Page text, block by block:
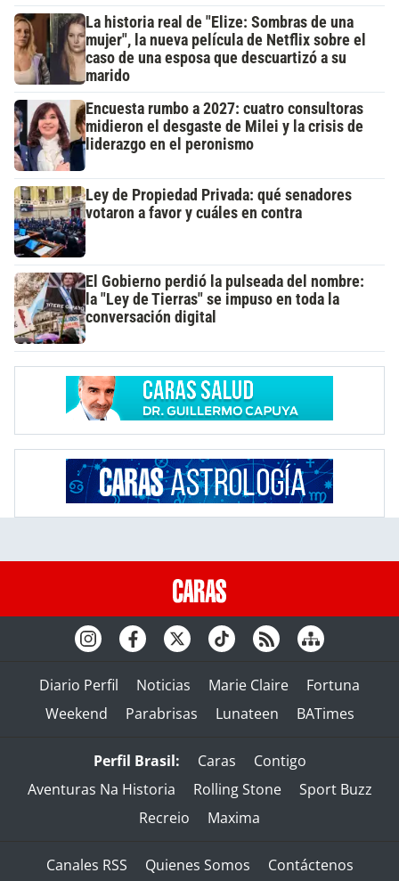
La historia real de "Elize: Sombras de una
mujer", la nueva película de Netflix sobre el
caso de una esposa que descuartizó a su
marido
Encuesta rumbo a 2027: cuatro consultoras
midieron el desgaste de Milei y la crisis de
liderazgo en el peronismo
Ley de Propiedad Privada: qué senadores
votaron a favor y cuáles en contra
El Gobierno perdió la pulseada del nombre:
la "Ley de Tierras" se impuso en toda la
conversación digital
Diario Perfil Noticias Marie Claire
Fortuna
Weekend
Parabrisas Lunateen BATimes
Perfil Brasil: Caras
Contigo
Aventuras Na Historia
Rolling Stone
Sport Buzz
Recreio
Maxima
Canales RSS Quienes Somos Contáctenos